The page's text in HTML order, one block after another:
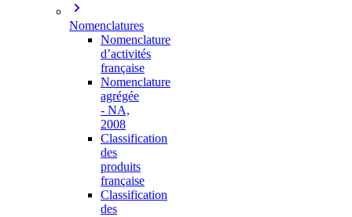
Nomenclatures
Nomenclature
d’activités
française
Nomenclature
agrégée
- NA,
2008
Classification
des
produits
française
Classification
des